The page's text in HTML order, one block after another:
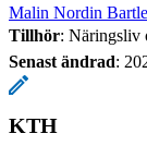
Malin Nordin
Tillhör: Näringsliv
Senast ändrad:
KTH